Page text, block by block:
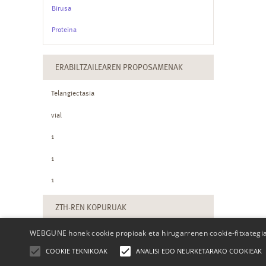
Birusa
Proteina
ERABILTZAILEAREN PROPOSAMENAK
Telangiectasia
vial
1
1
1
ZTH-REN KOPURUAK
WEBGUNE honek cookie propioak eta hirugarrenen cookie-
COOKIE TEKNIKOAK ANALISI EDO NEURKETARAKO COOKIEAK